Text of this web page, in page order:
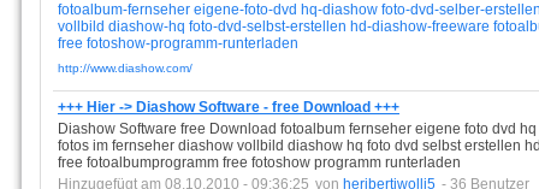
fotoalbum-fernseher eigene-foto-dvd hq-diashow foto-dvd-selber-
vollbild diashow-hq foto-dvd-selbst-erstellen hd-diashow-freeware
free fotoshow-programm-runterladen
http://www.diashow.com/
+++ Hier -> Diashow Software - free Download +++
Diashow Software free Download fotoalbum fernseher eigene foto dvd
fotos im fernseher diashow vollbild diashow hq foto dvd selbst erstellen
free fotoalbumprogramm free fotoshow programm runterladen
Hinzugefügt am 08.10.2010 - 09:36:25 von heribertiwolli5 - 36 Benutzer